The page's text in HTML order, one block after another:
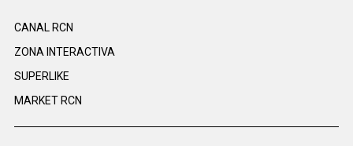
CANAL RCN
ZONA INTERACTIVA
SUPERLIKE
MARKET RCN